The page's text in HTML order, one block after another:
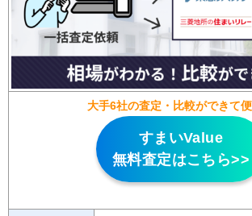
大手6社の査定・比較ができて便
すまいValue
無料査定はこちら>>